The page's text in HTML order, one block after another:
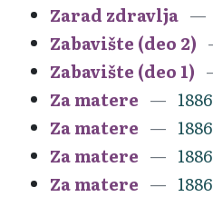
Zarad zdravlja
Zabavište (deo 2)
Zabavište (deo 1)
Za matere
1886
Za matere
1886
Za matere
1886
Za matere
1886